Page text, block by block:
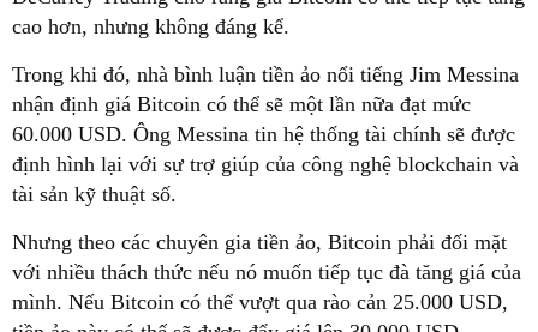
cao hơn, nhưng không đáng kể.
Trong khi đó, nhà bình luận tiền ảo nổi tiếng Jim Messina
nhận định giá Bitcoin có thể sẽ một lần nữa đạt mức
60.000 USD. Ông Messina tin hệ thống tài chính sẽ được
định hình lại với sự trợ giúp của công nghệ blockchain và
tài sản kỹ thuật số.
Nhưng theo các chuyên gia tiền ảo, Bitcoin phải đối mặt
với nhiều thách thức nếu nó muốn tiếp tục đà tăng giá của
mình. Nếu Bitcoin có thể vượt qua rào cản 25.000 USD,